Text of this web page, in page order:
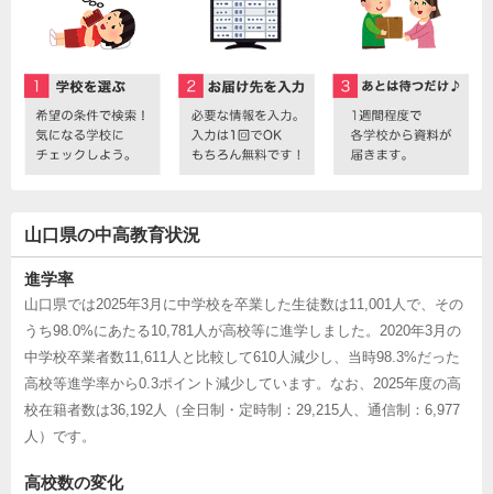
山口県の中高教育状況
進学率
山口県では2025年3月に中学校を卒業した生徒数は11,001人で、その
うち98.0%にあたる10,781人が高校等に進学しました。2020年3月の
中学校卒業者数11,611人と比較して610人減少し、当時98.3%だった
高校等進学率から0.3ポイント減少しています。なお、2025年度の高
校在籍者数は36,192人（全日制・定時制：29,215人、通信制：6,977
人）です。
高校数の変化